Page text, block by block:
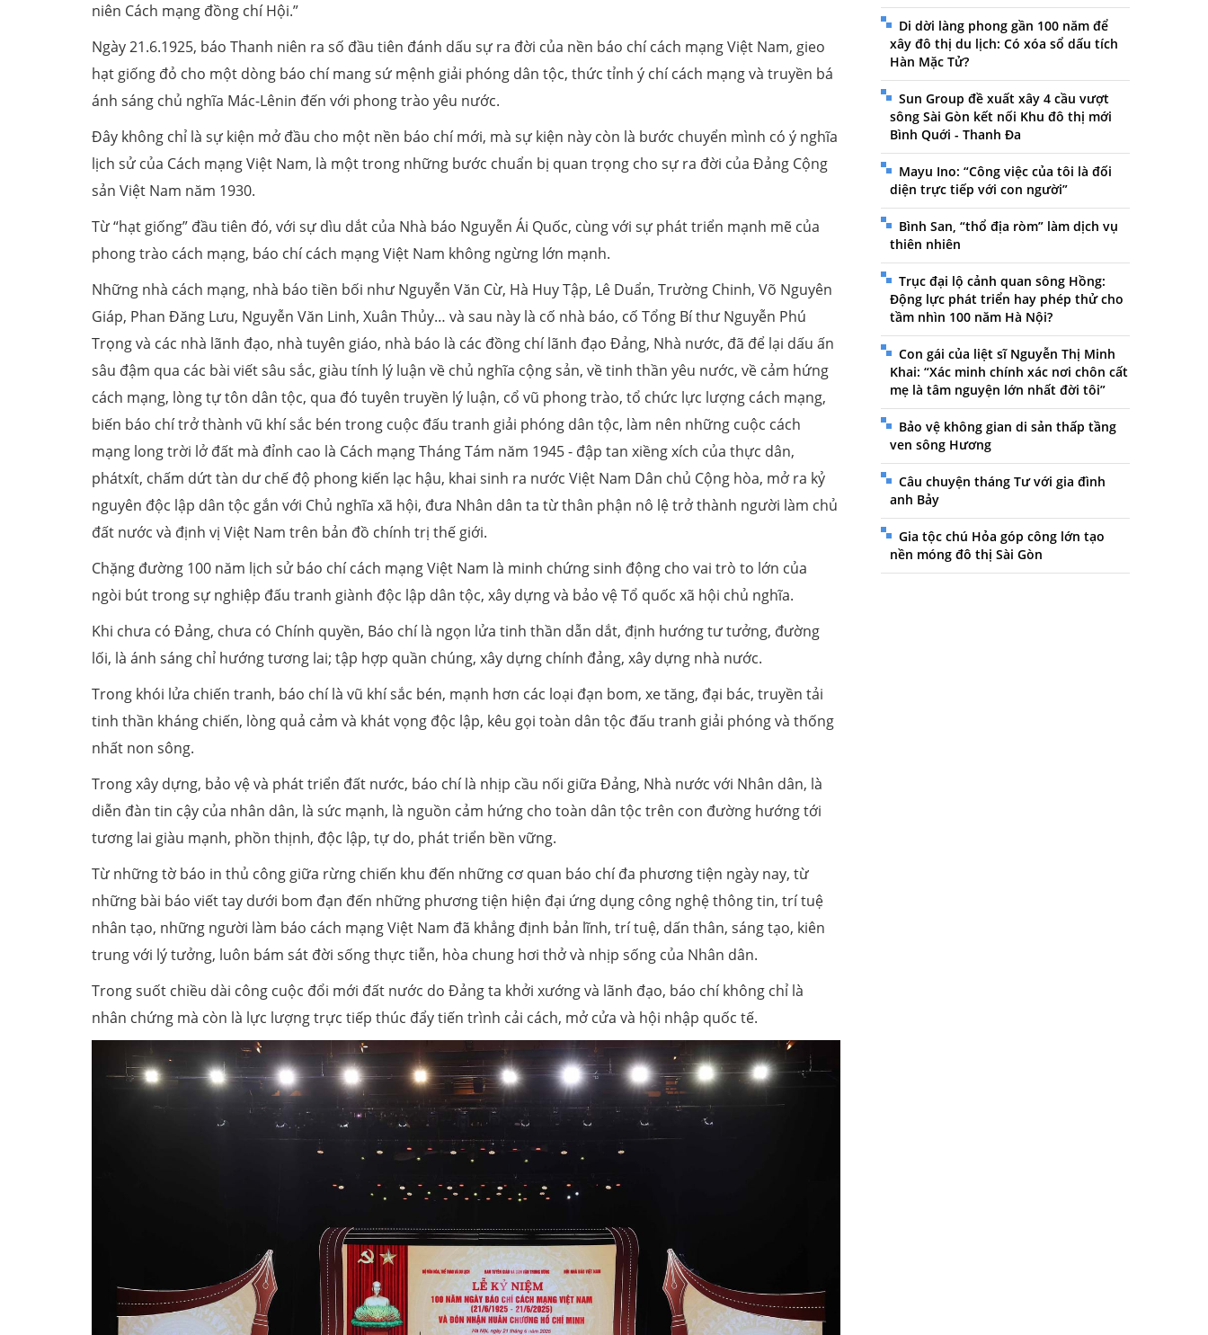
niên Cách mạng đồng chí Hội.”
Ngày 21.6.1925, báo Thanh niên ra số đầu tiên đánh dấu sự ra đời của nền báo chí cách mạng Việt Nam, gieo
hạt giống đỏ cho một dòng báo chí mang sứ mệnh giải phóng dân tộc, thức tỉnh ý chí cách mạng và truyền bá
ánh sáng chủ nghĩa Mác-Lênin đến với phong trào yêu nước.
Đây không chỉ là sự kiện mở đầu cho một nền báo chí mới, mà sự kiện này còn là bước chuyển mình có ý nghĩa
lịch sử của Cách mạng Việt Nam, là một trong những bước chuẩn bị quan trọng cho sự ra đời của Đảng Cộng
sản Việt Nam năm 1930.
Từ “hạt giống” đầu tiên đó, với sự dìu dắt của Nhà báo Nguyễn Ái Quốc, cùng với sự phát triển mạnh mẽ của
phong trào cách mạng, báo chí cách mạng Việt Nam không ngừng lớn mạnh.
Những nhà cách mạng, nhà báo tiền bối như Nguyễn Văn Cừ, Hà Huy Tập, Lê Duẩn, Trường Chinh, Võ Nguyên
Giáp, Phan Đăng Lưu, Nguyễn Văn Linh, Xuân Thủy… và sau này là cố nhà báo, cố Tổng Bí thư Nguyễn Phú
Trọng và các nhà lãnh đạo, nhà tuyên giáo, nhà báo là các đồng chí lãnh đạo Đảng, Nhà nước, đã để lại dấu ấn
sâu đậm qua các bài viết sâu sắc, giàu tính lý luận về chủ nghĩa cộng sản, về tinh thần yêu nước, về cảm hứng
cách mạng, lòng tự tôn dân tộc, qua đó tuyên truyền lý luận, cổ vũ phong trào, tổ chức lực lượng cách mạng,
biến báo chí trở thành vũ khí sắc bén trong cuộc đấu tranh giải phóng dân tộc, làm nên những cuộc cách
mạng long trời lở đất mà đỉnh cao là Cách mạng Tháng Tám năm 1945 - đập tan xiềng xích của thực dân,
phátxít, chấm dứt tàn dư chế độ phong kiến lạc hậu, khai sinh ra nước Việt Nam Dân chủ Cộng hòa, mở ra kỷ
nguyên độc lập dân tộc gắn với Chủ nghĩa xã hội, đưa Nhân dân ta từ thân phận nô lệ trở thành người làm chủ
đất nước và định vị Việt Nam trên bản đồ chính trị thế giới.
Chặng đường 100 năm lịch sử báo chí cách mạng Việt Nam là minh chứng sinh động cho vai trò to lớn của
ngòi bút trong sự nghiệp đấu tranh giành độc lập dân tộc, xây dựng và bảo vệ Tổ quốc xã hội chủ nghĩa.
Khi chưa có Đảng, chưa có Chính quyền, Báo chí là ngọn lửa tinh thần dẫn dắt, định hướng tư tưởng, đường
lối, là ánh sáng chỉ hướng tương lai; tập hợp quần chúng, xây dựng chính đảng, xây dựng nhà nước.
Trong khói lửa chiến tranh, báo chí là vũ khí sắc bén, mạnh hơn các loại đạn bom, xe tăng, đại bác, truyền tải
tinh thần kháng chiến, lòng quả cảm và khát vọng độc lập, kêu gọi toàn dân tộc đấu tranh giải phóng và thống
nhất non sông.
Trong xây dựng, bảo vệ và phát triển đất nước, báo chí là nhịp cầu nối giữa Đảng, Nhà nước với Nhân dân, là
diễn đàn tin cậy của nhân dân, là sức mạnh, là nguồn cảm hứng cho toàn dân tộc trên con đường hướng tới
tương lai giàu mạnh, phồn thịnh, độc lập, tự do, phát triển bền vững.
Từ những tờ báo in thủ công giữa rừng chiến khu đến những cơ quan báo chí đa phương tiện ngày nay, từ
những bài báo viết tay dưới bom đạn đến những phương tiện hiện đại ứng dụng công nghệ thông tin, trí tuệ
nhân tạo, những người làm báo cách mạng Việt Nam đã khẳng định bản lĩnh, trí tuệ, dấn thân, sáng tạo, kiên
trung với lý tưởng, luôn bám sát đời sống thực tiễn, hòa chung hơi thở và nhịp sống của Nhân dân.
Trong suốt chiều dài công cuộc đổi mới đất nước do Đảng ta khởi xướng và lãnh đạo, báo chí không chỉ là
nhân chứng mà còn là lực lượng trực tiếp thúc đẩy tiến trình cải cách, mở cửa và hội nhập quốc tế.
Di dời làng phong gần 100 năm để
xây đô thị du lịch: Có xóa sổ dấu tích
Hàn Mặc Tử?
Sun Group đề xuất xây 4 cầu vượt
sông Sài Gòn kết nối Khu đô thị mới
Bình Quới - Thanh Đa
Mayu Ino: “Công việc của tôi là đối
diện trực tiếp với con người”
Bình San, “thổ địa ròm” làm dịch vụ
thiên nhiên
Trục đại lộ cảnh quan sông Hồng:
Động lực phát triển hay phép thử cho
tầm nhìn 100 năm Hà Nội?
Con gái của liệt sĩ Nguyễn Thị Minh
Khai: “Xác minh chính xác nơi chôn cất
mẹ là tâm nguyện lớn nhất đời tôi”
Bảo vệ không gian di sản thấp tầng
ven sông Hương
Câu chuyện tháng Tư với gia đình
anh Bảy
Gia tộc chú Hỏa góp công lớn tạo
nền móng đô thị Sài Gòn